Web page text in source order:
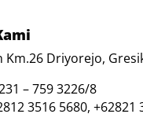
Km.26 Driyorejo,
– 759 3226/8
3516 5680, +62821